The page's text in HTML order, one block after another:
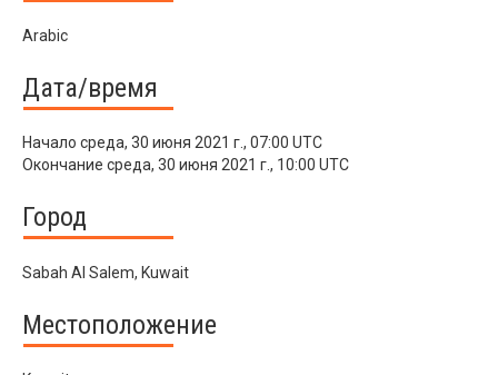
Arabic
Дата/время
Начало среда, 30 июня 2021 г., 07:00 UTC
Окончание среда, 30 июня 2021 г., 10:00 UTC
Город
Sabah Al Salem, Kuwait
Местоположение